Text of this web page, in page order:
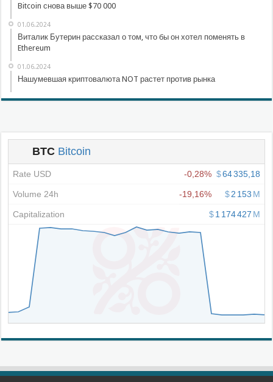
Bitcoin снова выше $70 000
01.06.2024
Виталик Бутерин рассказал о том, что бы он хотел поменять в
Ethereum
01.06.2024
Нашумевшая криптовалюта NOT растет против рынка